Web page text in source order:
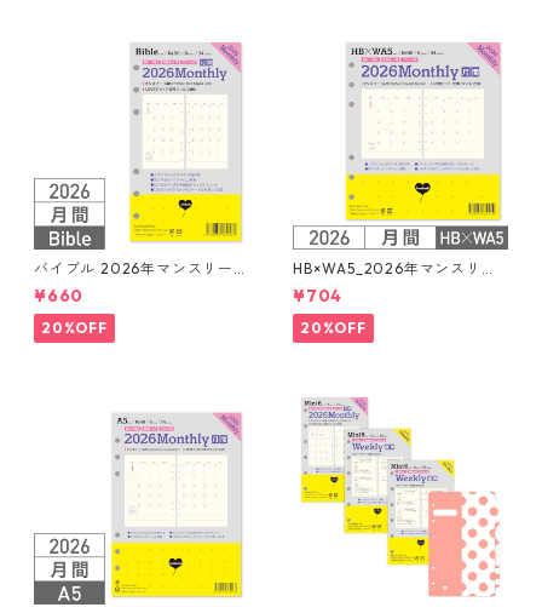
バイブル 2026年マンスリー
月間ブロック+LOVEドット罫
システム手帳リフィル
¥660
20%OFF
HB×WA5_2026年マンスリー
月間ブロック+LOVEドット罫
システム手帳リフィル
¥704
20%OFF